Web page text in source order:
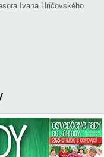
Ivana Hričovského
si navzájom